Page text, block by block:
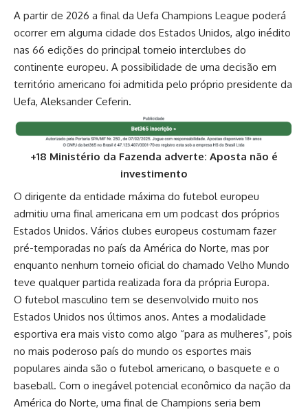
A partir de 2026 a final da Uefa Champions League poderá
ocorrer em alguma cidade dos Estados Unidos, algo inédito
nas 66 edições do principal torneio interclubes do
continente europeu. A possibilidade de uma decisão em
território americano foi admitida pelo próprio presidente da
Uefa, Aleksander Ceferin.
+18 Ministério da Fazenda adverte: Aposta não é
investimento
O dirigente da entidade máxima do futebol europeu
admitiu uma final americana em um podcast dos próprios
Estados Unidos. Vários clubes europeus costumam fazer
pré-temporadas no país da América do Norte, mas por
enquanto nenhum torneio oficial do chamado Velho Mundo
teve qualquer partida realizada fora da própria Europa.
O futebol masculino tem se desenvolvido muito nos
Estados Unidos nos últimos anos. Antes a modalidade
esportiva era mais visto como algo “para as mulheres”, pois
no mais poderoso país do mundo os esportes mais
populares ainda são o futebol americano, o basquete e o
baseball. Com o inegável potencial econômico da nação da
América do Norte, uma final de Champions seria bem